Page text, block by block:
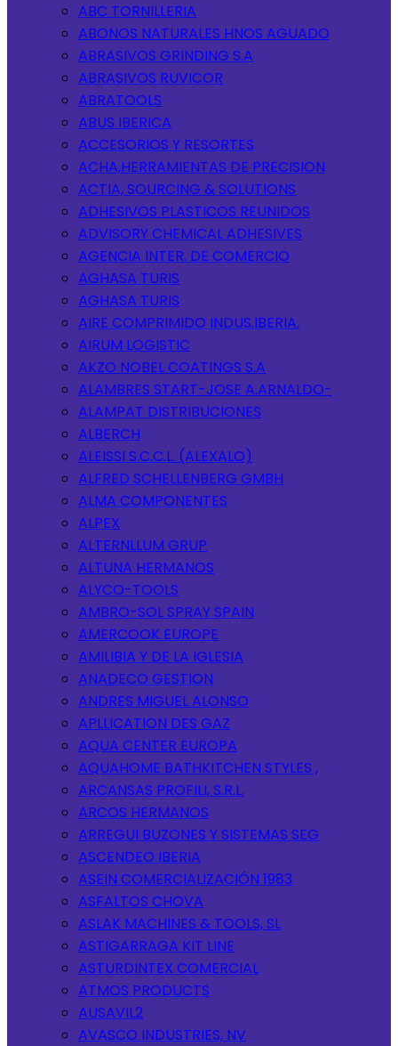
ABC TORNILLERIA
ABONOS NATURALES HNOS AGUADO
ABRASIVOS GRINDING S.A
ABRASIVOS RUVICOR
ABRATOOLS
ABUS IBERICA
ACCESORIOS Y RESORTES
ACHA,HERRAMIENTAS DE PRECISION
ACTIA, SOURCING & SOLUTIONS
ADHESIVOS PLASTICOS REUNIDOS
ADVISORY CHEMICAL ADHESIVES
AGENCIA INTER. DE COMERCIO
AGHASA TURIS
AGHASA TURIS
AIRE COMPRIMIDO INDUS.IBERIA.
AIRUM LOGISTIC
AKZO NOBEL COATINGS S.A
ALAMBRES START-JOSE A.ARNALDO-
ALAMPAT DISTRIBUCIONES
ALBERCH
ALEISSI S.C.C.L. (ALEXALO)
ALFRED SCHELLENBERG GMBH
ALMA COMPONENTES
ALPEX
ALTERNLLUM GRUP
ALTUNA HERMANOS
ALYCO-TOOLS
AMBRO-SOL SPRAY SPAIN
AMERCOOK EUROPE
AMILIBIA Y DE LA IGLESIA
ANADECO GESTION
ANDRES MIGUEL ALONSO
APLLICATION DES GAZ
AQUA CENTER EUROPA
AQUAHOME BATHKITCHEN STYLES ,
ARCANSAS PROFILI, S.R.L.
ARCOS HERMANOS
ARREGUI BUZONES Y SISTEMAS SEG
ASCENDEO IBERIA
ASEIN COMERCIALIZACIÓN 1983
ASFALTOS CHOVA
ASLAK MACHINES & TOOLS, SL
ASTIGARRAGA KIT LINE
ASTURDINTEX COMERCIAL
ATMOS PRODUCTS
AUSAVIL2
AVASCO INDUSTRIES, NV